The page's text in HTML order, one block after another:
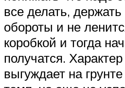
все делать,
обороты и не
коробкой и тогда
получатся.
выгуждает на